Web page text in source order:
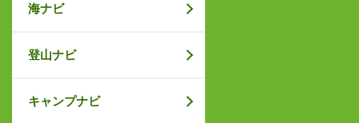
海ナビ
登山ナビ
キャンプナビ